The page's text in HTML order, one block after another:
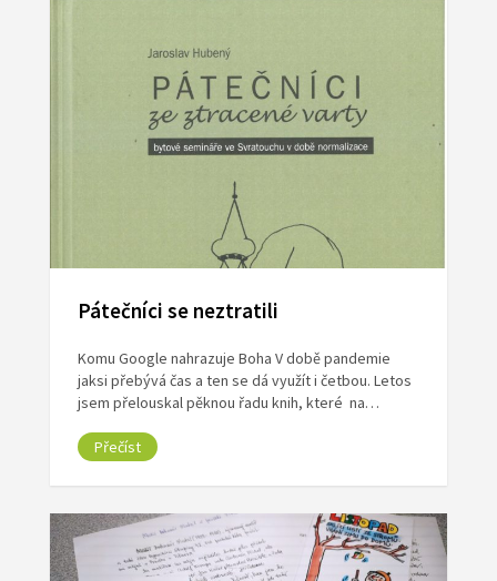
Pátečníci se neztratili
Komu Google nahrazuje Boha V době pandemie
jaksi přebývá čas a ten se dá využít i četbou. Letos
jsem přelouskal pěknou řadu knih, které na…
Přečíst